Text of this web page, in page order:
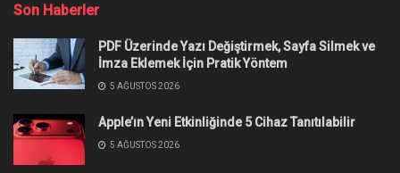
Son Haberler
PDF Üzerinde Yazı Değiştirmek, Sayfa Silmek ve
İmza Eklemek İçin Pratik Yöntem
5 AĞUSTOS 2026
Apple’ın Yeni Etkinliğinde 5 Cihaz Tanıtılabilir
5 AĞUSTOS 2026